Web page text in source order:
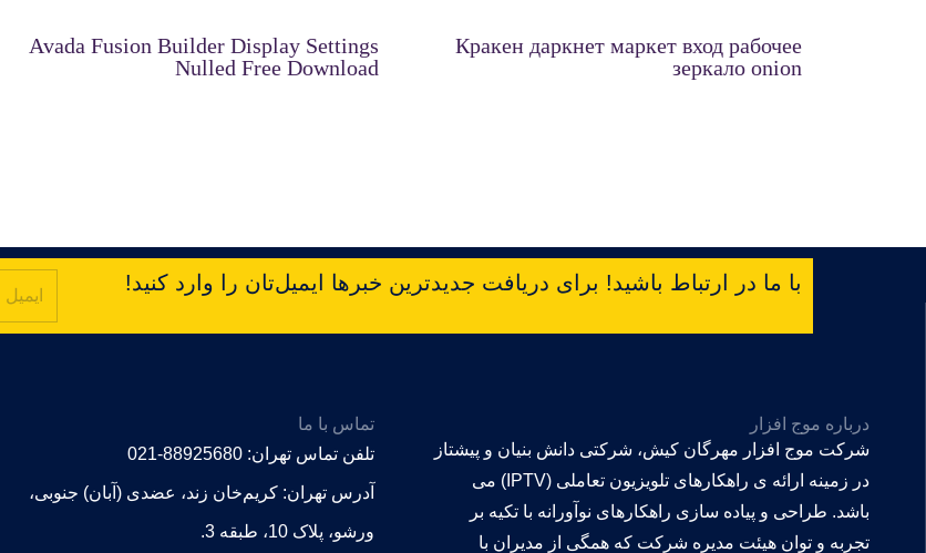
Кракен даркнет маркет вход рабочее
зеркало onion
Avada Fusion Builder Display Settings
Nulled Free Download
با ما در ارتباط باشید! برای دریافت جدیدترین خبرها ایمیل‌تان را وارد کنید!
درباره موج افزار
شرکت موج افزار مهرگان کیش، شرکتی دانش بنیان و پیشتاز
در زمینه ارائه ی راهکارهای تلویزیون تعاملی (IPTV) می
باشد. طراحی و پیاده سازی راهکارهای نوآورانه با تکیه بر
تجربه و توان هیئت مدیره شرکت که همگی از مدیران با
تماس با ما
تلفن تماس تهران: 88925680-021
آدرس تهران: کریم‌خان زند، عضدی (آبان) جنوبی،
ورشو، پلاک 10، طبقه 3.